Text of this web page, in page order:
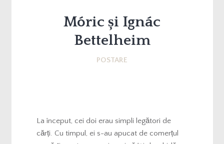
Móric și Ignác
Bettelheim
POSTARE
La început, cei doi erau simpli legători de
cărți. Cu timpul, ei s-au apucat de comerțul